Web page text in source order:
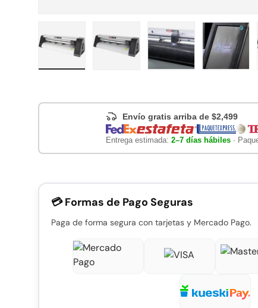
Envío gratis arriba de $2,499
Entrega estimada: 2–7 días hábiles·
💳 Formas de Pago Seguras
Paga de forma segura con tarjetas y Mercado Pago.